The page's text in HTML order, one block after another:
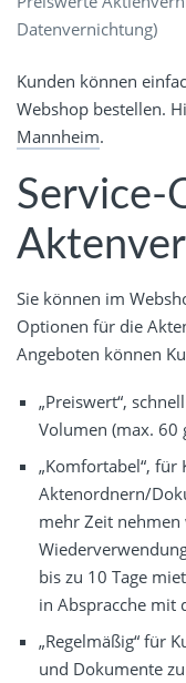
Datenvernichtung)
Kunden können
Webshop bestellen.
Mannheim.
Service-
Sie können im
Optionen für die
Angeboten können
„Preiswert“,
Volumen (max. 60
„Komfortabel“, für
Aktenordnern/
mehr Zeit
bis zu 10 Tage
in Abspracche mit
„Regelmäßig“ für
und Dokumente